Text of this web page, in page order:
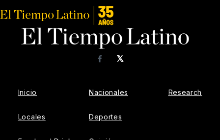
𝕏
Facebook
Inicio
Locales
Nacionales
Deportes
Research